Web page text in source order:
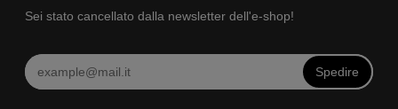
Sei stato cancellato dalla newsletter dell'e-shop!
Spedire